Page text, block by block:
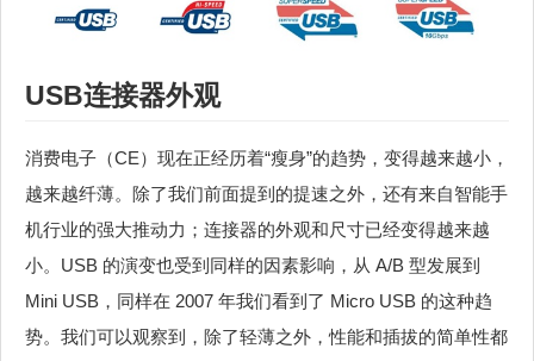
USB连接器外观
消费电子（CE）现在正经历着“瘦身”的趋势，变得越来越小，
越来越纤薄。除了我们前面提到的提速之外，还有来自智能手
机行业的强大推动力；连接器的外观和尺寸已经变得越来越
小。USB 的演变也受到同样的因素影响，从 A/B 型发展到
Mini USB，同样在 2007 年我们看到了 Micro USB 的这种趋
势。我们可以观察到，除了轻薄之外，性能和插拔的简单性都